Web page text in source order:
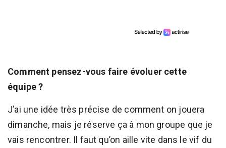
Comment pensez-vous faire évoluer cette
équipe ?
J’ai une idée très précise de comment on jouera
dimanche, mais je réserve ça à mon groupe que je
vais rencontrer. Il faut qu’on aille vite dans le vif du